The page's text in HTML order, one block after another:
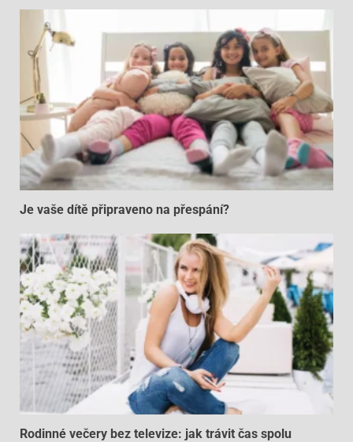
Je vaše dítě připraveno na přespání?
Rodinné večery bez televize: jak trávit čas spolu